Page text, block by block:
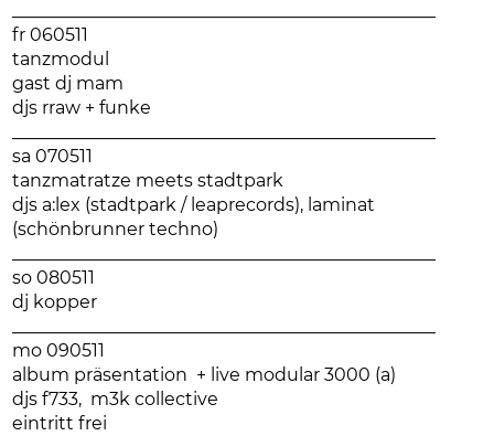
fr 060511
tanzmodul
gast dj mam
djs rraw + funke
sa 070511
tanzmatratze meets stadtpark
djs a:lex (stadtpark / leaprecords), laminat
(schönbrunner techno)
so 080511
dj kopper
mo 090511
album präsentation + live modular 3000 (a)
djs f733, m3k collective
eintritt frei